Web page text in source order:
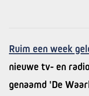
Ruim een week
nieuwe tv- en
genaamd 'De